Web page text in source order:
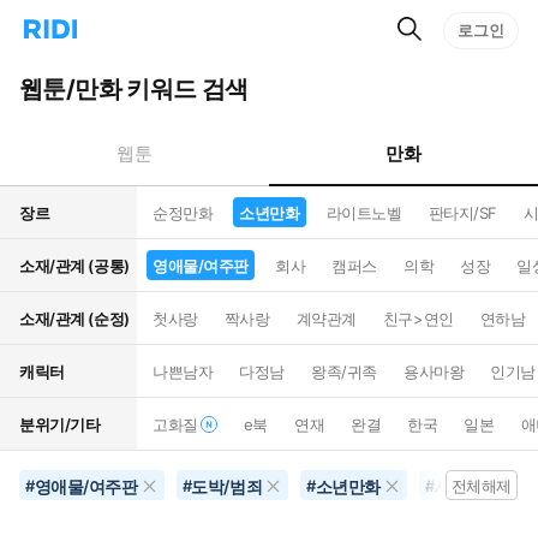
리
홈
으
턴
트
검
로그인
웹툰/만화 키워드 검색
웹툰 만화
장르 순정만화 소년만화 라이트노벨 판타지/SF
소재/관계 (공통) 영애물/여주판 회사 캠퍼스 의학 성장 일
소재/관계 (순정) 첫사랑 짝사랑 계약관계 친구>연인 연하남
캐릭터 나쁜남자 다정남 왕족/귀족 용사마왕 인기남
분위기/기타 고화질 e북 연재 완결 한국 일본
#영애물/여주판 #도박/범죄 #소년만화 #세계멸망
전체해제